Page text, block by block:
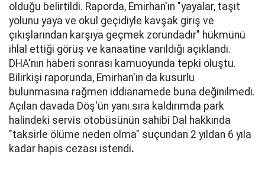
olduğu belirtildi. Raporda, Emirhan'ın "yayalar, taşıt
yolunu yaya ve okul geçidiyle kavşak giriş ve
çıkışlarından karşıya geçmek zorundadır" hükmünü
ihlal ettiği görüş ve kanaatine varıldığı açıklandı.
DHA'nın haberi sonrası kamuoyunda tepki oluştu.
Bilirkişi raporunda, Emirhan'ın da kusurlu
bulunmasına rağmen iddianamede buna değinilmedi.
Açılan davada Döş'ün yanı sıra kaldırımda park
halindeki servis otobüsünün sahibi Dal hakkında
"taksirle ölüme neden olma" suçundan 2 yıldan 6 yıla
kadar hapis cezası istendi.